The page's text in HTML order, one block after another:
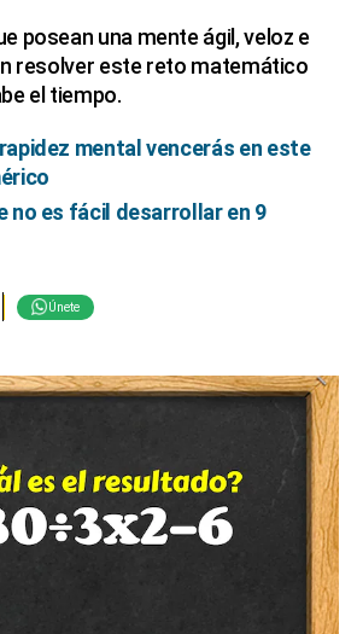
posean una mente ágil, veloz e
resolver este reto matemático
el tiempo.
mental vencerás en este
no es fácil desarrollar en 9
Únete